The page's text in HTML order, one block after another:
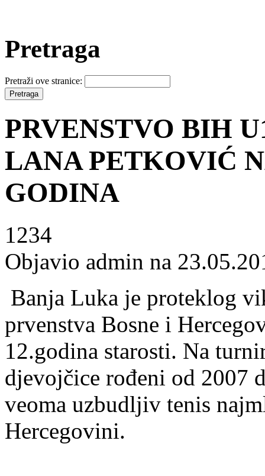
Pretraga
Pretraži ove stranice:
PRVENSTVO BIH
LANA PETKOVIĆ
GODINA
1234
Objavio admin na
Banja Luka je proteklog
prvenstva Bosne i
12.godina starosti. Na
djevojčice rođeni od 2007
veoma uzbudljiv tenis
Hercegovini.